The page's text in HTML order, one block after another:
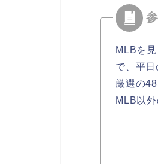
MLBを
で、平
厳選の
MLB以